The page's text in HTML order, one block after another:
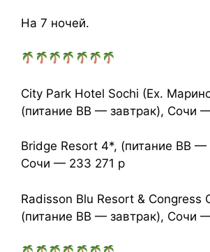
На 7 ночей.
City Park Hotel Sochi (Ex.
(питание BB — завтрак), Сочи
Bridge Resort 4*, (питание BB —
Сочи — 233 271 р
Radisson Blu Resort & Congress
(питание BB — завтрак), Сочи